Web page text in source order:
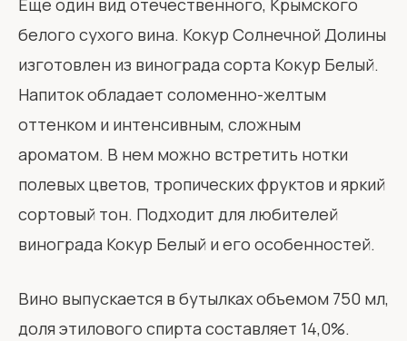
Еще один вид отечественного, Крымского
белого сухого вина. Кокур Солнечной Долины
изготовлен из винограда сорта Кокур Белый.
Напиток обладает соломенно-желтым
оттенком и интенсивным, сложным
ароматом. В нем можно встретить нотки
полевых цветов, тропических фруктов и яркий
сортовый тон. Подходит для любителей
винограда Кокур Белый и его особенностей.
Вино выпускается в бутылках объемом 750 мл,
доля этилового спирта составляет 14,0%.